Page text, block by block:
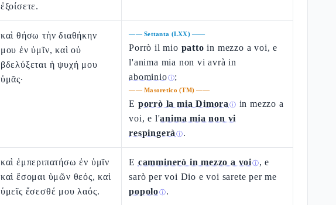
ἐξοίσετε.
καὶ θήσω τὴν διαθήκην
μου ἐν ὑμῖν, καὶ οὐ
βδελύξεται ἡ ψυχή μου
ὑμᾶς·
——Settanta (LXX)——
Porrò il mio patto in mezzo a voi, e
l'anima mia non vi avrà in
abominioⓘ;
——Masoretico (TM) ——
E porrò la mia Dimora ⓘ in mezzo a
voi, e l'anima mia non vi
respingerà ⓘ.
καὶ ἐμπεριπατήσω ἐν ὑμῖν
καὶ ἔσομαι ὑμῶν θεός, καὶ
ὑμεῖς ἔσεσθέ μου λαός.
E camminerò in mezzo a voiⓘ, e
sarò per voi Dio e voi sarete per me
popoloⓘ.